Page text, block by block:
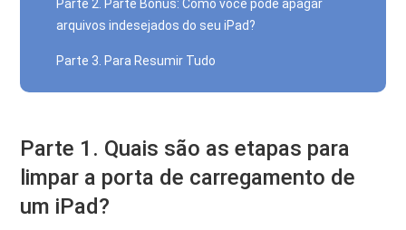
Parte 2. Parte Bônus: Como você pode apagar
arquivos indesejados do seu iPad?
Parte 3. Para Resumir Tudo
Parte 1. Quais são as etapas para
limpar a porta de carregamento de
um iPad?